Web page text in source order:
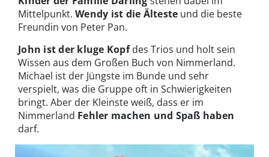
Mittelpunkt. Wendy ist die Älteste und die beste
Freundin von Peter Pan.
John ist der kluge Kopfdes Trios und holt sein
Wissen aus dem Großen Buch von Nimmerland.
Michael ist der Jüngste im Bunde und sehr
verspielt, was die Gruppe oft in Schwierigkeiten
bringt. Aber der Kleinste weiß, dass er im
Nimmerland Fehler machen und Spaß haben
darf.